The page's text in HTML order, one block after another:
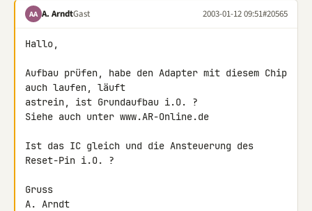
AA A. ArndtGast 2003-01-12 09:51#20565
Hallo,
Aufbau prüfen, habe den Adapter mit diesem Chip
auch laufen, läuft
astrein, ist Grundaufbau i.O. ?
Siehe auch unter www.AR-Online.de
Ist das IC gleich und die Ansteuerung des
Reset-Pin i.O. ?
Gruss
A. Arndt